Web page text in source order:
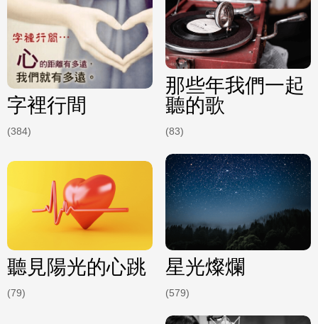
字裡行間
(384)
那些年我們一起
聽的歌
(83)
聽見陽光的心跳
(79)
星光燦爛
(579)